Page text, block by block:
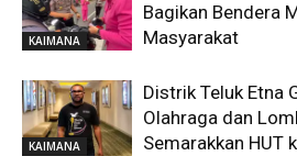
KAIMANA
Bagikan Bendera
Masyarakat
KAIMANA
Distrik Teluk Etna
Olahraga dan
Semarakkan HUT